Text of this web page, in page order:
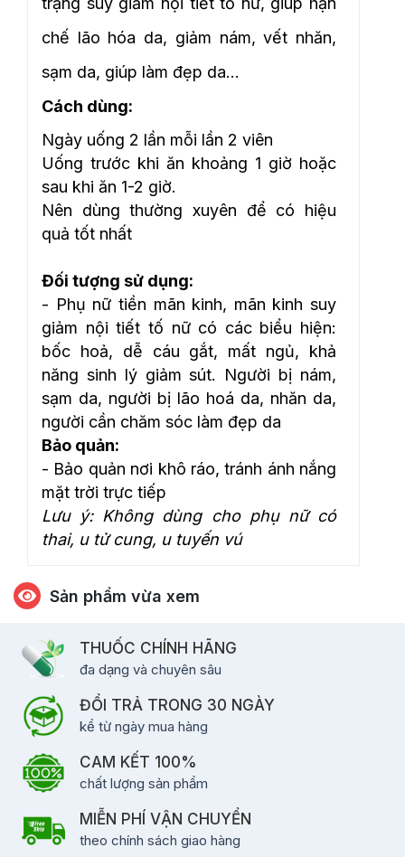
chế lão hóa da, giảm nám, vết nhăn,
sạm da, giúp làm đẹp da…
Cách dùng:
Ngày uống 2 lần mỗi lần 2 viên
Uống trước khi ăn khoảng 1 giờ hoặc
sau khi ăn 1-2 giờ.
Nên dùng thường xuyên để có hiệu
quả tốt nhất
Đối tượng sử dụng:
- Phụ nữ tiền mãn kinh, mãn kinh suy
giảm nội tiết tố nữ có các biểu hiện:
bốc hoả, dễ cáu gắt, mất ngủ, khả
năng sinh lý giảm sút. Người bị nám,
sạm da, người bị lão hoá da, nhăn da,
người cần chăm sóc làm đẹp da
Bảo quản:
- Bảo quản nơi khô ráo, tránh ánh nắng
mặt trời trực tiếp
Lưu ý: Không dùng cho phụ nữ có
thai, u tử cung, u tuyến vú
Sản phẩm vừa xem
THUỐC CHÍNH HÃNG
đa dạng và chuyên sâu
ĐỔI TRẢ TRONG 30 NGÀY
kể từ ngày mua hàng
CAM KẾT 100%
chất lượng sản phẩm
MIỄN PHÍ VẬN CHUYỂN
theo chính sách giao hàng